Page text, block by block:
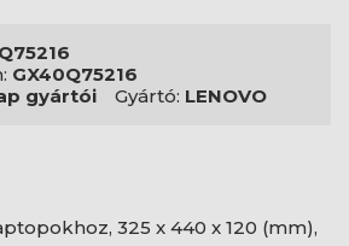
GX40Q75216
gyártói Gyártó: LENOVO
325 x 440 x 120 (mm),